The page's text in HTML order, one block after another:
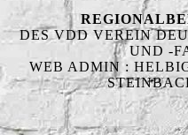
DES VDD VEREIN
UND -
WEB ADMIN :